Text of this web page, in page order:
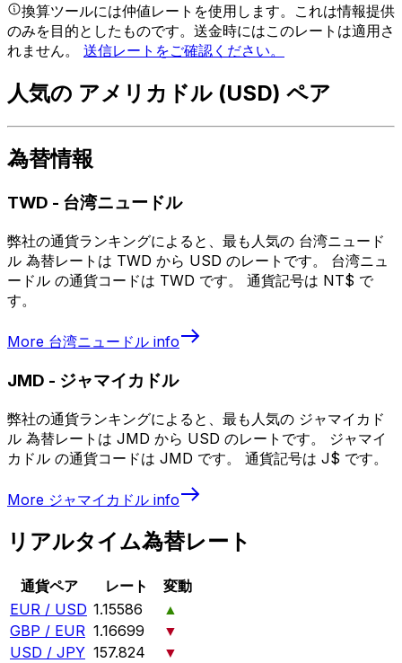
換算ツールには仲値レートを使用します。これは情報提供
のみを目的としたものです。送金時にはこのレートは適用さ
れません。 送信レートをご確認ください。
人気の アメリカドル (USD) ペア
為替情報
TWD - 台湾ニュードル
弊社の通貨ランキングによると、最も人気の 台湾ニュード
ル 為替レートは TWD から USD のレートです。 台湾ニュ
ードル の通貨コードは TWD です。 通貨記号は NT$ で
す。
More 台湾ニュードル info
JMD - ジャマイカドル
弊社の通貨ランキングによると、最も人気の ジャマイカド
ル 為替レートは JMD から USD のレートです。 ジャマイ
カドル の通貨コードは JMD です。 通貨記号は J$ です。
More ジャマイカドル info
リアルタイム為替レート
通貨ペア レート
変動
EUR / USD 1.15586
▲
GBP / EUR 1.16699
▼
USD / JPY 157.824
▼